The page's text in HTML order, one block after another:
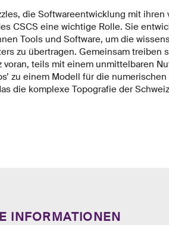
die Softwareentwicklung mit ihren
CSCS eine wichtige Rolle. Sie
Tools und Software, um die
zu übertragen. Gemeinsam treiben
teils mit einem unmittelbaren
zu einem Modell für die
die komplexe Topografie der
INFORMATIONEN